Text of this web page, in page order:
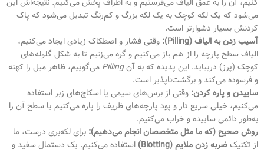
می‌شود که یک لکه کوچک به یک لکه بزرگ و کم‌رنگ تبدیل می‌شود که پاک
کردنش بسیار دشوارتر است.
آسیب زدن به الیاف (Pilling):
وقتی فشار و اصطکاک زیادی ایجاد می‌کنیم،
الیاف سطح پارچه را از هم باز می‌کنیم و گره می‌زنیم تا به شکل گلوله‌های
کوچک (پرز) دربیاید. این پدیده که به آنPilling می‌گوییم، ظاهر مبل را کهنه
و فرسوده می‌کند و برگشت‌ناپذیر است.
ساییدن و پاره کردن: وقتی از برس‌های سیمی یا اسکاچ‌های زبر استفاده
می‌کنیم، خیلی سریع تار و پود پارچه‌های ظریف را پاره می‌کنیم یا سطح آن را
به‌طور دائمی ساییده و خراب می‌کنیم.
روش صحیح (که ما مثل متخصصان انجام می‌دهیم): برای لکه‌بری درست، ما
از تکنیکضربه زدن ملایم (Blotting)
استفاده می‌کنیم. یک دستمال سفید و